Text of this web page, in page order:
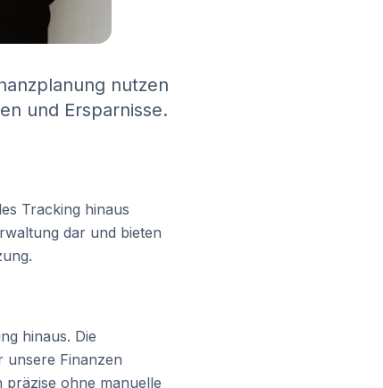
nutzen
und Ersparnisse.
Tracking hinaus
dar und bieten
hinaus. Die
unsere Finanzen
ohne manuelle